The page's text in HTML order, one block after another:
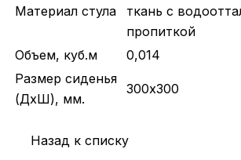
Материал стула
ткань с
пропиткой
Объем, куб.м
0,014
Размер сиденья
(ДхШ), мм.
300х300
Назад к списку